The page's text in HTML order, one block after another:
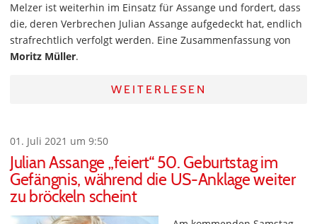
Melzer ist weiterhin im Einsatz für Assange und fordert, dass
die, deren Verbrechen Julian Assange aufgedeckt hat, endlich
strafrechtlich verfolgt werden. Eine Zusammenfassung von
Moritz Müller.
WEITERLESEN
01. Juli 2021 um 9:50
Julian Assange „feiert“ 50. Geburtstag im
Gefängnis, während die US-Anklage weiter
zu bröckeln scheint